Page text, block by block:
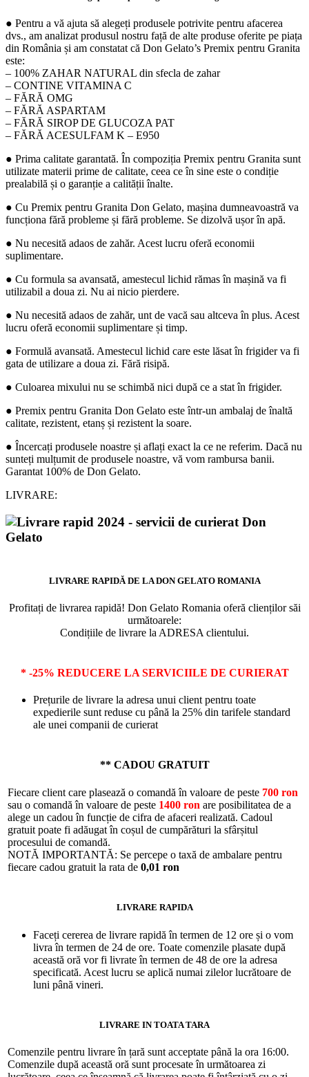
● Pentru a vă ajuta să alegeți produsele potrivite pentru afacerea
dvs., am analizat produsul nostru față de alte produse oferite pe piața
din România și am constatat că Don Gelato’s Premix pentru Granita
este:
– 100% ZAHAR NATURAL din sfecla de zahar
– CONTINE VITAMINA C
– FĂRĂ OMG
– FĂRĂ ASPARTAM
– FĂRĂ SIROP DE GLUCOZA PAT
– FĂRĂ ACESULFAM K – E950
● Prima calitate garantată. În compoziția Premix pentru Granita sunt
utilizate materii prime de calitate, ceea ce în sine este o condiție
prealabilă și o garanție a calității înalte.
● Cu Premix pentru Granita Don Gelato, mașina dumneavoastră va
funcționa fără probleme și fără probleme. Se dizolvă ușor în apă.
● Nu necesită adaos de zahăr. Acest lucru oferă economii
suplimentare.
● Cu formula sa avansată, amestecul lichid rămas în mașină va fi
utilizabil a doua zi. Nu ai nicio pierdere.
● Nu necesită adaos de zahăr, unt de vacă sau altceva în plus. Acest
lucru oferă economii suplimentare și timp.
● Formulă avansată. Amestecul lichid care este lăsat în frigider va fi
gata de utilizare a doua zi. Fără risipă.
● Culoarea mixului nu se schimbă nici după ce a stat în frigider.
● Premix pentru Granita Don Gelato este într-un ambalaj de înaltă
calitate, rezistent, etanș și rezistent la soare.
● Încercați produsele noastre și aflați exact la ce ne referim. Dacă nu
sunteți mulțumit de produsele noastre, vă vom rambursa banii.
Garantat 100% de Don Gelato.
LIVRARE:
LIVRARE RAPIDĂ DE LA DON GELATO ROMANIA
Profitați de livrarea rapidă! Don Gelato Romania oferă clienților săi
următoarele:
Condițiile de livrare la ADRESA clientului.
* -25% REDUCERE LA SERVICIILE DE CURIERAT
Prețurile de livrare la adresa unui client pentru toate
expedierile sunt reduse cu până la 25% din tarifele standard
ale unei companii de curierat
** CADOU GRATUIT
Fiecare client care plasează o comandă în valoare de peste 700 ron
sau o comandă în valoare de peste 1400 ron are posibilitatea de a
alege un cadou în funcție de cifra de afaceri realizată. Cadoul
gratuit poate fi adăugat în coșul de cumpărături la sfârșitul
procesului de comandă.
NOTĂ IMPORTANTĂ: Se percepe o taxă de ambalare pentru
fiecare cadou gratuit la rata de 0,01 ron
LIVRARE RAPIDA
Faceți cererea de livrare rapidă în termen de 12 ore și o vom
livra în termen de 24 de ore. Toate comenzile plasate după
această oră vor fi livrate în termen de 48 de ore la adresa
specificată. Acest lucru se aplică numai zilelor lucrătoare de
luni până vineri.
LIVRARE IN TOATA TARA
Comenzile pentru livrare în țară sunt acceptate până la ora 16:00.
Comenzile după această oră sunt procesate în următoarea zi